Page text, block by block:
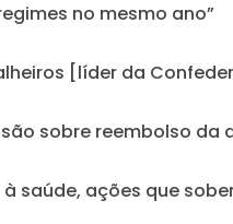
no mesmo ano”
[líder da
sobre reembolso da
saúde, ações que